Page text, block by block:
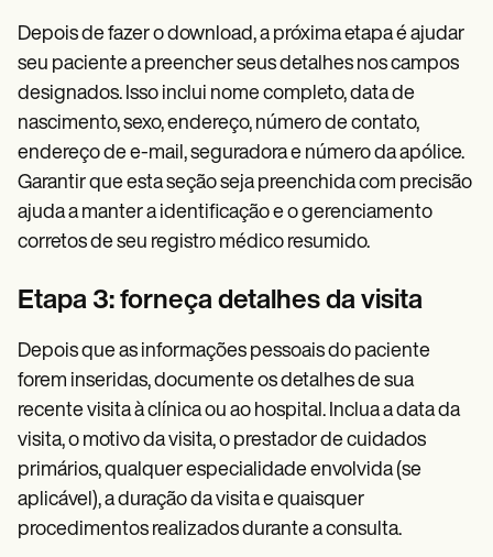
Depois de fazer o download, a próxima etapa é ajudar
seu paciente a preencher seus detalhes nos campos
designados. Isso inclui nome completo, data de
nascimento, sexo, endereço, número de contato,
endereço de e-mail, seguradora e número da apólice.
Garantir que esta seção seja preenchida com precisão
ajuda a manter a identificação e o gerenciamento
corretos de seu registro médico resumido.
Etapa 3: forneça detalhes da visita
Depois que as informações pessoais do paciente
forem inseridas, documente os detalhes de sua
recente visita à clínica ou ao hospital. Inclua a data da
visita, o motivo da visita, o prestador de cuidados
primários, qualquer especialidade envolvida (se
aplicável), a duração da visita e quaisquer
procedimentos realizados durante a consulta.